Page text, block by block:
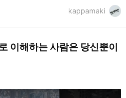
kappamaki
이해하는 사람은 당신뿐이